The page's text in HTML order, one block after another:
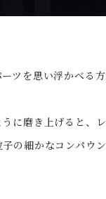
ツを思い浮かべる
に磨き上げると、
の細かなコンパウン